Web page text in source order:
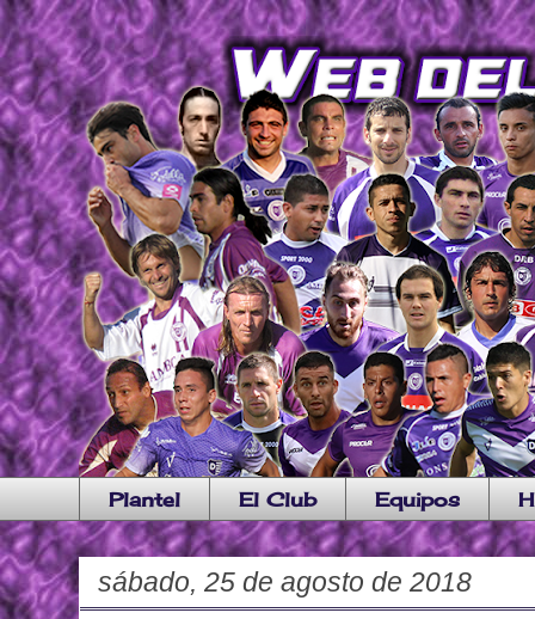
Plantel El Club Equipos
sábado, 25 de agosto de 2018